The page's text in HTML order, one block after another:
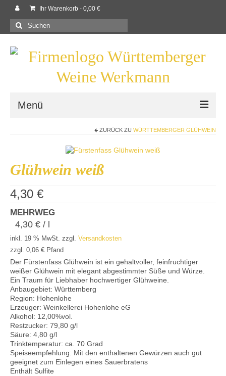
Ihr Warenkorb - 0,00 €
Suchen
nach:
Menü
Neues
Rezepte
Kontaktieren Sie uns!
Mein Konto
ZURÜCK ZU WÜRTTEMBERGER GLÜHWEIN
Glühwein weiß
4,30 €
MEHRWEG
4,30 € /
inkl. 19 % MwSt. zzgl. Versandkosten
zzgl. 0,06 € Pfand
Der Fürstenfass Glühwein ist ein gehaltvoller, feinfruchtiger
weißer Glühwein mit elegant abgestimmter Süße und Würze.
Ein Traum für Liebhaber hochwertiger Glühweine.
Anbaugebiet: Württemberg
Region: Hohenlohe
Erzeuger: Weinkellerei Hohenlohe eG
Alkohol: 12,00%vol.
Restzucker: 79,80 g/l
Säure: 4,80 g/l
Trinktemperatur: ca. 70 Grad
Speiseempfehlung: Mit den enthaltenen Gewürzen auch gut
geeignet zum Einlegen eines Sauerbratens
Enthält Sulfite